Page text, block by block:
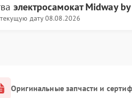
электросамокат Midway
дату 08.08.2026
Оригинальные запчасти и